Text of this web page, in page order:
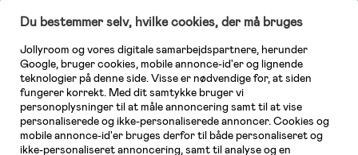
barnevogne, autostole, børne- og babytøj, produkter til gravide og ammende
mødre, indretning og inspiration, legetøj, babyudstyr og meget mere. Vi
tilbyder produkter fra velkendte varemærker som Britax, Maxi-Cosi, Baby
Jogger, BabyBjörn, Didriksons, KidKraft, Ergobaby, Phillips Avent, Neonate,
Cybex, LEGO og mange flere. Kort sagt - et kæmpe sortiment venter på dig!
Du bestemmer selv, hvilke cookies, der må bruges
Jollyroom og vores digitale samarbejdspartnere, herunder
Google, bruger cookies, mobile annonce-id'er og lignende
teknologier på denne side. Visse er nødvendige for, at siden
fungerer korrekt. Med dit samtykke bruger vi
personoplysninger til at måle annoncering samt til at vise
personaliserede og ikke-personaliserede annoncer. Cookies og
mobile annonce-id'er bruges derfor til både personaliseret og
ikke-personaliseret annoncering, samt til analyse og en